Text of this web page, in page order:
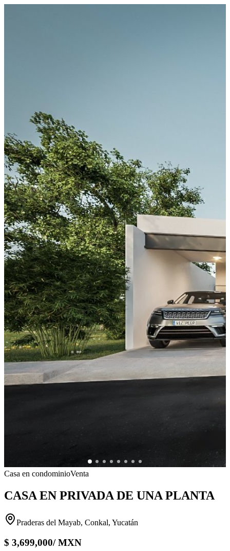
Casa en condominioVenta
CASA EN PRIVADA DE UNA PLANTA
Praderas del Mayab, Conkal, Yucatán
$ 3,699,000/MXN